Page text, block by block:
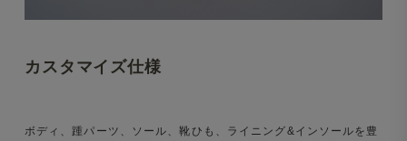
カスタマイズ仕様
ボディ、踵パーツ、ソール、靴ひも、ライニング&インソールを豊